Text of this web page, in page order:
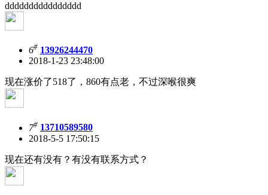
dddddddddddddddd
6# 13926244470
2018-1-23 23:48:00
现在涨价了518了，860有点老，不过深喉很爽
7# 13710589580
2018-5-5 17:50:15
现在还有没有？有没有联系方式？